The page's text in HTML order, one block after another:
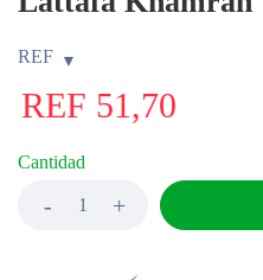
REF
REF 51,70
Cantidad